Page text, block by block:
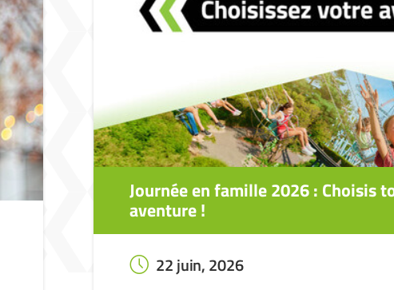
Journée en famille 2026 : Choisis
aventure !
22 juin, 2026